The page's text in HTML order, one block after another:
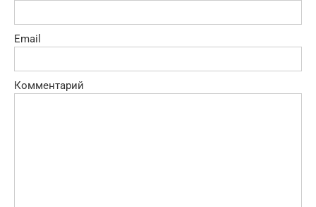
Email
Комментарий